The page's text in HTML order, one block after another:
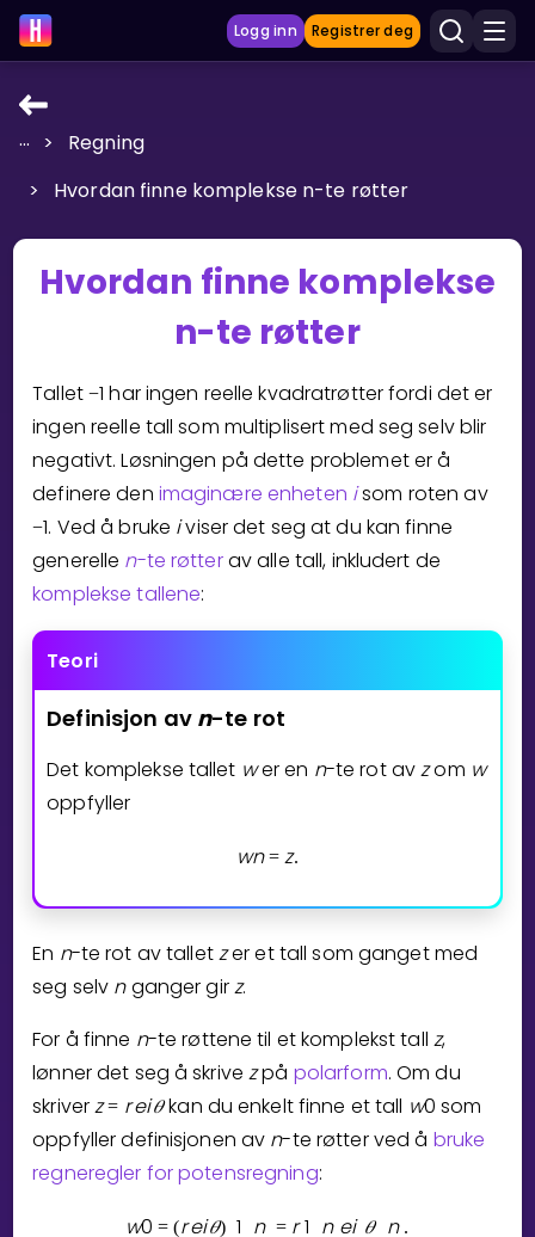
Logg inn Registrer deg
LÆRINGSVERKTØY
Læreplan
Vis mer
Gangetabellen
Junior Matte
Vis mer
Bestill privatundervisning
Velg læreplan
... >
Regning
>
Hvordan finne komplekse n-te røtter
Hvordan finne komplekse
n-te røtter
Tallet−1 har ingen reelle kvadratrøtter fordi det er
ingen reelle tall som multiplisert med seg selv blir
negativt. Løsningen på dette problemet er å
definere den imaginære enheten isom roten av
−1. Ved å bruke iviser det seg at du kan finne
generelle n-te røtterav alle tall, inkludert de
komplekse tallene:
Teori
Definisjon av n-te rot
Det komplekse tallet wer en n-te rot avzom w
oppfyller
wn = z.
En n-te rot av talletzer et tall som ganget med
seg selv nganger girz.
For å finne n-te røttene til et komplekst tall z,
lønner det seg å skrivezpå polarform. Om du
skriverz = rei𝜃kan du enkelt finne et tall w0 som
oppfyller definisjonen av n-te røtter ved å bruke
regneregler for potensregning:
w0 = (rei𝜃) 1 n = r 1 n ei 𝜃 n .